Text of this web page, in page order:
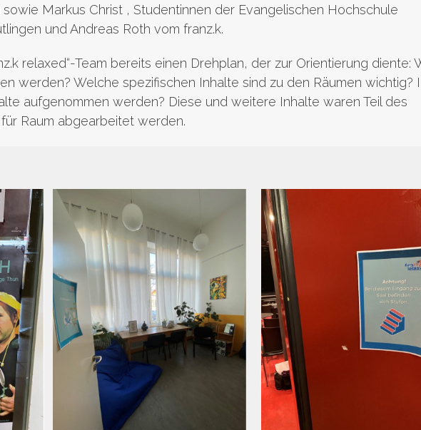
sowie Markus Christ , Studentinnen der Evangelischen Hochschule
und Andreas Roth vom franz.k.
relaxed“-Team bereits einen Drehplan, der zur Orientierung diente:
werden? Welche spezifischen Inhalte sind zu den Räumen wichtig?
aufgenommen werden? Diese und weitere Inhalte waren Teil des
Raum abgearbeitet werden.